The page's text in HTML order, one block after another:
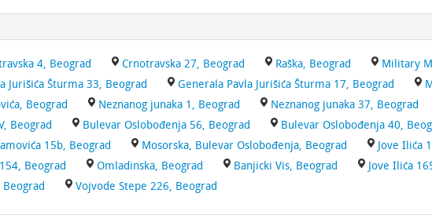
4, Beograd Crnotravska 27, Beograd Raška, Beograd
Military
Jurišića Šturma 33, Beograd Generala Pavla Jurišića Šturma 17, Beograd
Beograd
Neznanog junaka 1, Beograd Neznanog junaka 37, Beograd
Beograd Bulevar Oslobođenja 56, Beograd Bulevar Oslobođenja 40,
15b, Beograd Mosorska, Bulevar Oslobođenja, Beograd
Jove Ilića
Beograd
Omladinska, Beograd Banjicki Vis, Beograd Jove Ilića
Vojvode Stepe 226, Beograd